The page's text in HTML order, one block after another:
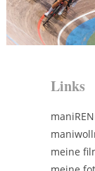
Links
meine